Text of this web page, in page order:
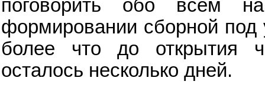
поговорить обо всем
формировании сборной под
более что до открытия
осталось несколько дней.